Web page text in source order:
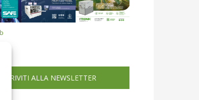
ISCRIVITI ALLA NEWSLETTER